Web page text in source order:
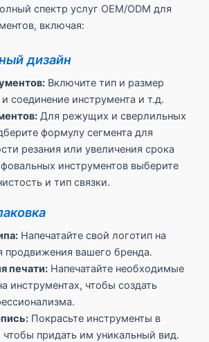
спектр услуг OEM/ODM для
включая:
дизайн
Включите тип и размер
соединение инструмента и т.д.
Для режущих и сверлильных
формулу сегмента для
резания или увеличения срока
инструментов выберите
и тип связки.
Напечатайте свой логотип на
продвижения вашего бренда.
печати: Напечатайте необходимые
инструментах, чтобы создать
Покрасьте инструменты в
придать им уникальный вид.